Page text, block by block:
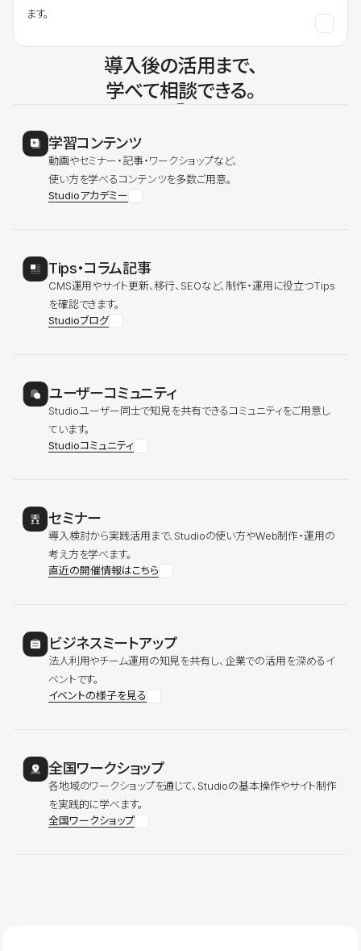
ます。
導入後の活用まで、
学べて相談できる。
学習コンテンツ
動画やセミナー・記事・ワークショップなど、
使い方を学べるコンテンツを多数ご用意。
Studioアカデミー
Tips・コラム記事
CMS運用やサイト更新、移行、SEOなど、制作・運用に役立つTips
を確認できます。
Studioブログ
ユーザーコミュニティ
Studioユーザー同士で知見を共有できるコミュニティをご用意し
ています。
Studioコミュニティ
セミナー
導入検討から実践活用まで、Studioの使い方やWeb制作・運用の
考え方を学べます。
直近の開催情報はこちら
ビジネスミートアップ
法人利用やチーム運用の知見を共有し、企業での活用を深めるイ
ベントです。
イベントの様子を見る
全国ワークショップ
各地域のワークショップを通じて、Studioの基本操作やサイト制作
を実践的に学べます。
全国ワークショップ